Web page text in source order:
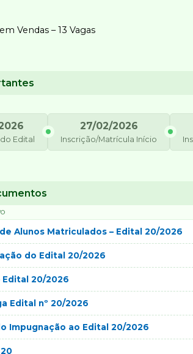
Vendas – 13 Vagas
Edital
27/02/2026
Inscrição/Matrícula Início
Alunos Matriculados – Edital 20/2026
do Edital 20/2026
Edital 20/2026
Edital nº 20/2026
Impugnação ao Edital 20/2026